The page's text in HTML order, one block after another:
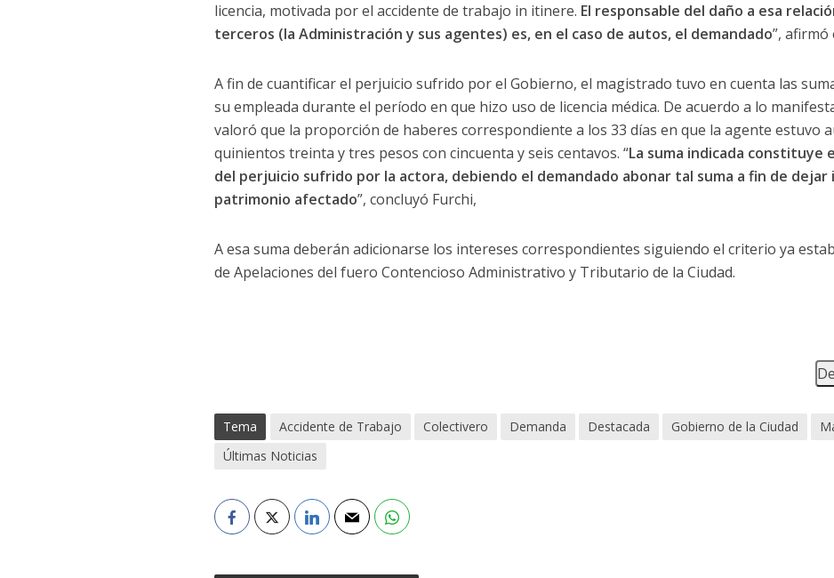
licencia, motivada por el accidente de trabajo in itinere. El responsable del daño a esa
terceros (la Administración y sus agentes) es, en el caso de autos, el demandado”, afirmó
A fin de cuantificar el perjuicio sufrido por el Gobierno, el magistrado tuvo en cuenta las
su empleada durante el período en que hizo uso de licencia médica. De acuerdo a lo
valoró que la proporción de haberes correspondiente a los 33 días en que la agente estuvo
quinientos treinta y tres pesos con cincuenta y seis centavos. “La suma indicada constituye
del perjuicio sufrido por la actora, debiendo el demandado abonar tal suma a fin de dejar
patrimonio afectado”, concluyó Furchi,
A esa suma deberán adicionarse los intereses correspondientes siguiendo el criterio ya
de Apelaciones del fuero Contencioso Administrativo y Tributario de la Ciudad.
Tema Accidente de Trabajo Colectivero Demanda Destacada Gobierno de la Ciudad
Últimas Noticias